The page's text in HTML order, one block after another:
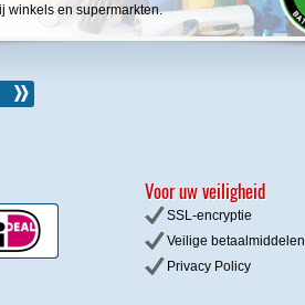
winkels en supermarkten.
Voor uw veiligheid
SSL-encryptie
Veilige betaalmiddelen
Privacy Policy